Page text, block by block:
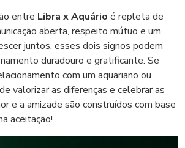
entre Libra x Aquário é repleta de
aberta, respeito mútuo e um
juntos, esses dois signos podem
duradouro e gratificante. Se
com um aquariano ou
valorizar as diferenças e celebrar as
e a amizade são construídos com base
aceitação!